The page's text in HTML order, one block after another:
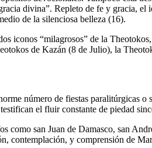
divina”. Repleto de fe y gracia,
de la silenciosa belleza (16).
iconos “milagrosos” de la
de Kazán (8 de Julio), la
número de fiestas paralitúrgicas
el fluir constante de piedad
san Juan de Damasco, san
contemplación, y comprensión de